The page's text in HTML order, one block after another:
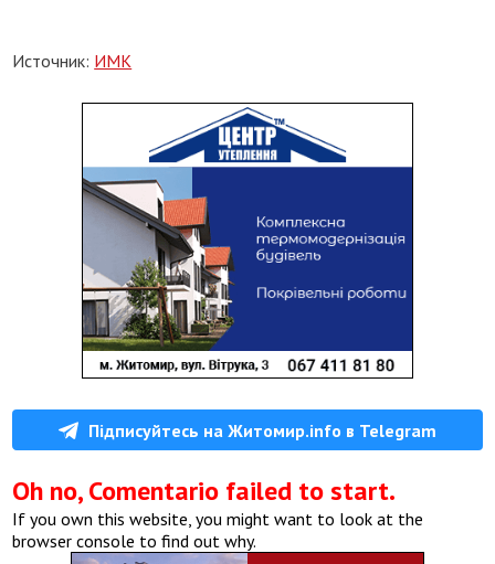
Источник: ИМК
Підписуйтесь на Житомир.info в Telegram
Oh no, Comentario failed to start.
If you own this website, you might want to look at the
browser console to find out why.